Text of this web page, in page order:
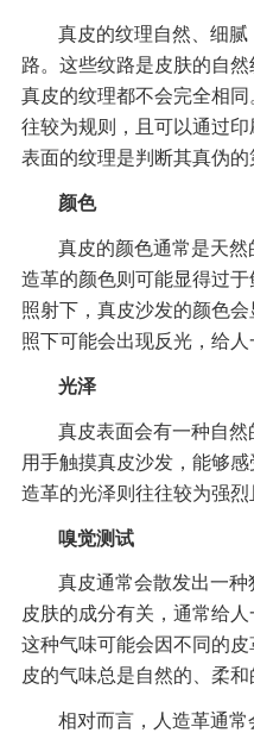
真皮的纹理自然、细
路。这些纹路是皮肤的自
真皮的纹理都不会完全相
往较为规则，且可以通过
表面的纹理是判断其真伪的
颜色
真皮的颜色通常是天然
造革的颜色则可能显得过
照射下，真皮沙发的颜色
照下可能会出现反光，给人
光泽
真皮表面会有一种自然
用手触摸真皮沙发，能够
造革的光泽则往往较为强烈
嗅觉测试
真皮通常会散发出一
皮肤的成分有关，通常给
这种气味可能会因不同的
皮的气味总是自然的、柔和
相对而言，人造革通常